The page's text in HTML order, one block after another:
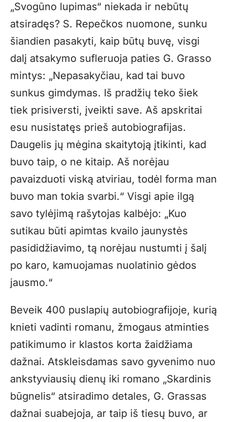
„Svogūno lupimas“ niekada ir nebūtų
atsiradęs? S. Repečkos nuomone, sunku
šiandien pasakyti, kaip būtų buvę, visgi
dalį atsakymo sufleruoja paties G. Grasso
mintys: „Nepasakyčiau, kad tai buvo
sunkus gimdymas. Iš pradžių teko šiek
tiek prisiversti, įveikti save. Aš apskritai
esu nusistatęs prieš autobiografijas.
Daugelis jų mėgina skaitytoją įtikinti, kad
buvo taip, o ne kitaip. Aš norėjau
pavaizduoti viską atviriau, todėl forma man
buvo man tokia svarbi.“ Visgi apie ilgą
savo tylėjimą rašytojas kalbėjo: „Kuo
sutikau būti apimtas kvailo jaunystės
pasididžiavimo, tą norėjau nustumti į šalį
po karo, kamuojamas nuolatinio gėdos
jausmo.“
Beveik 400 puslapių autobiografijoje, kurią
knieti vadinti romanu, žmogaus atminties
patikimumo ir klastos korta žaidžiama
dažnai. Atskleisdamas savo gyvenimo nuo
ankstyviausių dienų iki romano „Skardinis
būgnelis“ atsiradimo detales, G. Grassas
dažnai suabejoja, ar taip iš tiesų buvo, ar